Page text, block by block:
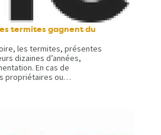
termites gagnent du
les termites, présentes
dizaines d’années,
En cas de
propriétaires ou…